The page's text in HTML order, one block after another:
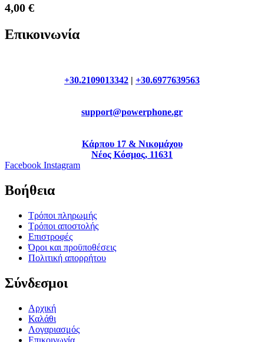
4,00 €
Επικοινωνία
+30.2109013342 +30.6977639563
support@powerphone.gr
Κάρπου 17 & Νικομάχου
Νέος Κόσμος, 11631
Facebook Instagram
Βοήθεια
Τρόποι πληρωμής
Τρόποι αποστολής
Επιστροφές
Όροι και προϋποθέσεις
Πολιτική απορρήτου
Σύνδεσμοι
Αρχική
Καλάθι
Λογαριασμός
Επικοινωνία